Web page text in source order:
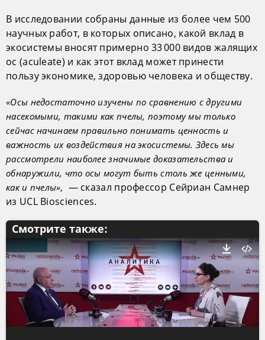
В исследовании собраны данные из более чем 500
научных работ, в которых описано, какой вклад в
экосистемы вносят примерно 33 000 видов жалящих
ос (aculeate) и как этот вклад может принести
пользу экономике, здоровью человека и обществу.
«Осы недостаточно изучены по сравнению с другими
насекомыми, такими как пчелы, поэтому мы только
сейчас начинаем правильно понимать ценность и
важность их воздействия на экосистемы. Здесь мы
рассмотрели наиболее значимые доказательства и
обнаружили, что осы могут быть столь же ценными,
как и пчелы», — сказал профессор Сейриан Самнер
из UCL Biosciences.
Смотрите также: